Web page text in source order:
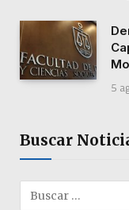
5
Buscar